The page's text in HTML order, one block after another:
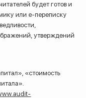
будет готов и
или е-переписку
утверждений
«стоимость